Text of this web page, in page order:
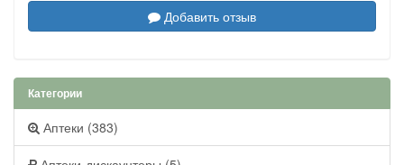
Добавить отзыв
Категории
Аптеки (383)